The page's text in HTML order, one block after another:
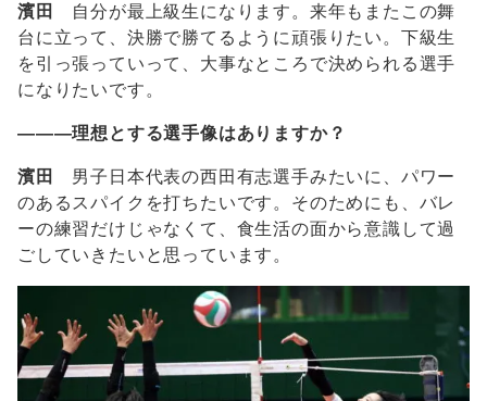
濱田
自分が最上級生になります。来年もまたこの舞
台に立って、決勝で勝てるように頑張りたい。下級生
を引っ張っていって、大事なところで決められる選手
になりたいです。
―――理想とする選手像はありますか？
濱田
男子日本代表の西田有志選手みたいに、パワー
のあるスパイクを打ちたいです。そのためにも、バレ
ーの練習だけじゃなくて、食生活の面から意識して過
ごしていきたいと思っています。